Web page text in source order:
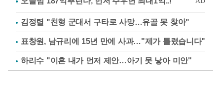
김정렬 "친형 군대서 구타로 사망…유골 못 찾아"
표창원, 남규리에 15년 만에 사과…"제가 틀렸습니다"
하리수 "이혼 내가 먼저 제안…아기 못 낳아 미안"